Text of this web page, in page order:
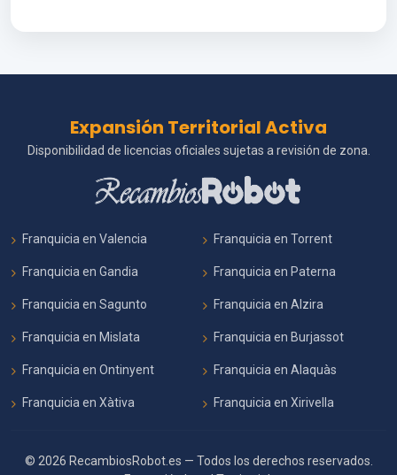
Expansión Territorial Activa
Disponibilidad de licencias oficiales sujetas a revisión de zona.
Franquicia en Valencia Franquicia en Torrent
Franquicia en Gandia Franquicia en Paterna
Franquicia en Sagunto Franquicia en Alzira
Franquicia en Mislata Franquicia en Burjassot
Franquicia en Ontinyent Franquicia en Alaquàs
Franquicia en Xàtiva Franquicia en Xirivella
© 2026 RecambiosRobot.es — Todos los derechos reservados.